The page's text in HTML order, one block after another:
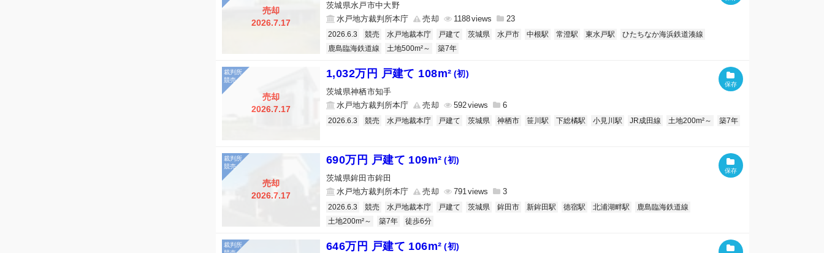
売却
2026.7.17
茨城県水戸市中大野
水戸地方裁判所本庁
売却 1188 23
2026.6.3 競売 水戸地裁本庁 戸建て 茨城県 水戸市 中根駅 常澄駅 東水戸駅
ひたちなか海浜鉄道湊線
鹿島臨海鉄道線
土地500m²～ 築7年
売却
2026.7.17
1,032万円 戸建て 108m² (初)
茨城県神栖市知手
水戸地方裁判所本庁
売却 592 6
2026.6.3 競売 水戸地裁本庁 戸建て 茨城県 神栖市 笹川駅 下総橘駅 小見川駅 JR成田線 土地200m²～ 築7年
売却
2026.7.17
690万円 戸建て 109m² (初)
茨城県鉾田市鉾田
水戸地方裁判所本庁
売却 791 3
2026.6.3 競売 水戸地裁本庁 戸建て 茨城県 鉾田市 新鉾田駅 徳宿駅 北浦湖畔駅
鹿島臨海鉄道線
土地200m²～
築7年 徒歩6分
646万円 戸建て 106m² (初)